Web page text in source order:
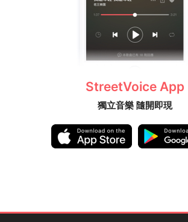
StreetVoice App
獨立音樂 隨開即現